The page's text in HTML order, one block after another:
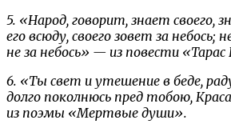
5. «Народ, говорит, знает своего,
его всюду, своего зовет за небось;
не за небось» — из повести «Тарас
6. «Ты свет и утешение в беде,
долго поколнюсь пред тобою,
из поэмы «Мертвые души».